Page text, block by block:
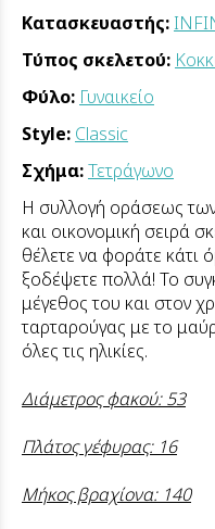
Κατασκευαστής:
Τύπος σκελετού:
Φύλο: Γυναικείο
Style: Classic
Σχήμα:Τετράγωνο
Η συλλογή οράσεως των
και οικονομική σειρά
θέλετε να φοράτε
ξοδέψετε πολλά! Το
μέγεθος του και στον
ταρταρούγας με το
όλες τις ηλικίες.
Διάμετρος φακού: 53
Πλάτος γέφυρας: 16
Μήκος βραχίονα: 140